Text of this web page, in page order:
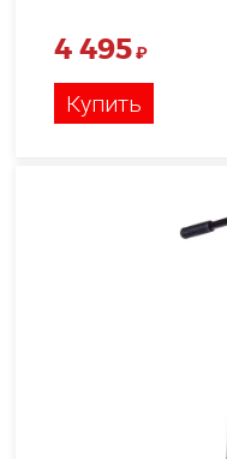
4 495₽
Купить